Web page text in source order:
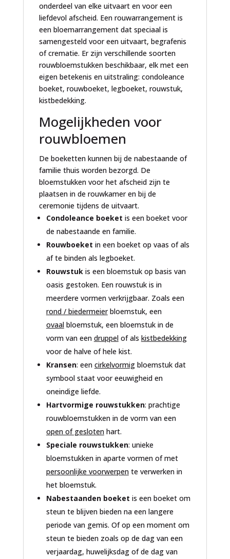
onderdeel van elke uitvaart en voor een
liefdevol afscheid. Een rouwarrangement is
een bloemarrangement dat speciaal is
samengesteld voor een uitvaart, begrafenis
of crematie. Er zijn verschillende soorten
rouwbloemstukken beschikbaar, elk met een
eigen betekenis en uitstraling: condoleance
boeket, rouwboeket, legboeket, rouwstuk,
kistbedekking.
Mogelijkheden voor
rouwbloemen
De boeketten kunnen bij de nabestaande of
familie thuis worden bezorgd. De
bloemstukken voor het afscheid zijn te
plaatsen in de rouwkamer en bij de
ceremonie tijdens de uitvaart.
Condoleance boeket is een boeket voor
de nabestaande en familie.
Rouwboeket in een boeket op vaas of als
af te binden als legboeket.
Rouwstukis een bloemstuk op basis van
oasis gestoken. Een rouwstuk is in
meerdere vormen verkrijgbaar. Zoals een
rond / biedermeierbloemstuk, een
ovaalbloemstuk, een bloemstuk in de
vorm van een druppelof als kistbedekking
voor de halve of hele kist.
Kransen: een cirkelvormigbloemstuk dat
symbool staat voor eeuwigheid en
oneindige liefde.
Hartvormige rouwstukken: prachtige
rouwbloemstukken in de vorm van een
open of geslotenhart.
Speciale rouwstukken: unieke
bloemstukken in aparte vormen of met
persoonlijke voorwerpente verwerken in
het bloemstuk.
Nabestaanden boeket is een boeket om
steun te blijven bieden na een langere
periode van gemis. Of op een moment om
steun te bieden zoals op de dag van een
verjaardag, huwelijksdag of de dag van